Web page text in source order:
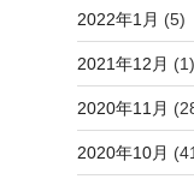
2022年1月 (5)
2021年12月 (1)
2020年11月
2020年10月